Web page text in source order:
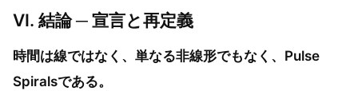
VI. 結論 ─ 宣言と再定義
時間は線ではなく、単なる非線形でもなく、Pulse
Spiralsである。